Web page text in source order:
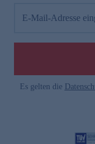
E-Mail-Adresse
Es gelten die